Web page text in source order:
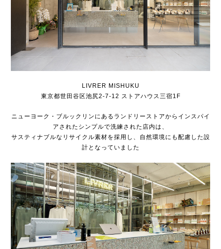
LIVRER MISHUKU
東京都世田谷区池尻2-7-12 ストアハウス三宿1F
ニューヨーク・ブルックリンにあるランドリーストアからインスパイ
アされたシンプルで洗練された店内は、
サスティナブルなリサイクル素材を採用し、自然環境にも配慮した設
計となっていました